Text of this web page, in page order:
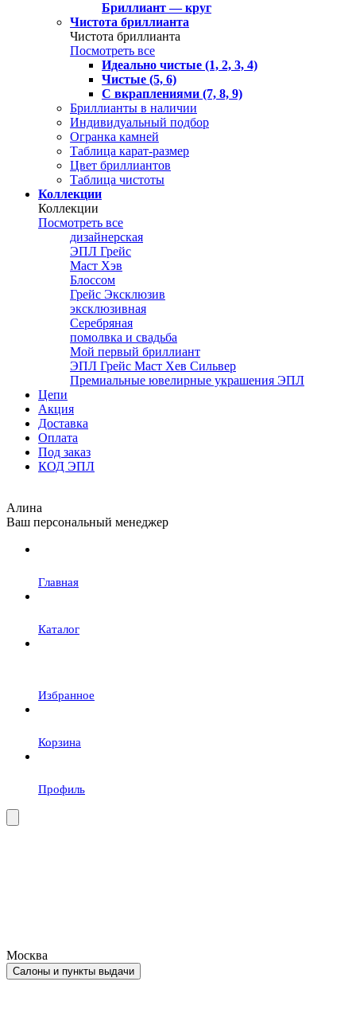
Бриллиант — круг
Чистота бриллианта
Чистота бриллианта
Посмотреть все
Идеально чистые (1, 2, 3, 4)
Чистые (5, 6)
С вкраплениями (7, 8, 9)
Бриллианты в наличии
Индивидуальный подбор
Огранка камней
Таблица карат-размер
Цвет бриллиантов
Таблица чистоты
Коллекции
Коллекции
Посмотреть все
дизайнерская
ЭПЛ Грейс
Маст Хэв
Блоссом
Грейс Эксклюзив
эксклюзивная
Серебряная
помолвка и свадьба
Мой первый бриллиант
ЭПЛ Грейс Маст Хев Сильвер
Премиальные ювелирные украшения ЭПЛ
Цепи
Акция
Доставка
Оплата
Под заказ
КОД ЭПЛ
Алина
Ваш персональный менеджер
Главная
Каталог
Избранное
Корзина
Профиль
Москва
Салоны и пункты выдачи